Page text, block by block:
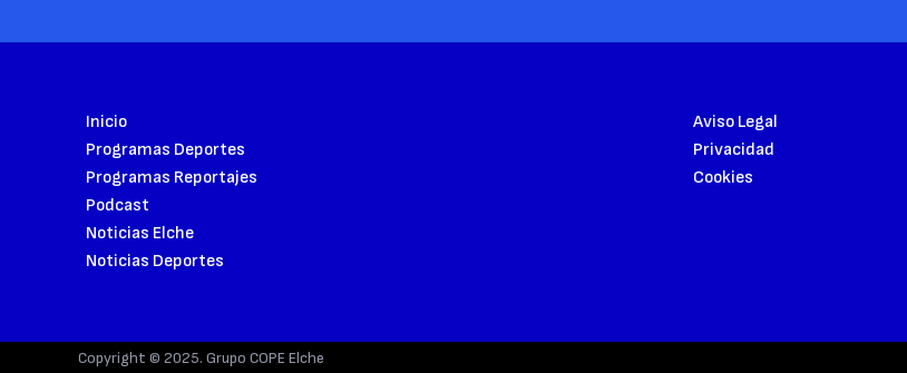
Inicio
Programas Deportes
Programas Reportajes
Podcast
Noticias Elche
Noticias Deportes
Aviso Legal
Privacidad
Cookies
Copyright © 2025. Grupo COPE Elche